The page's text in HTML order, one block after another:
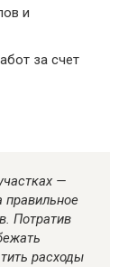
и
за счет
—
правильное
Потратив
расходы